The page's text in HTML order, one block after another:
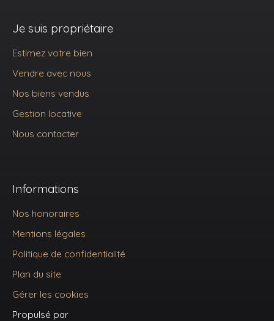
Je suis propriétaire
Estimez votre bien
Vendre avec nous
Nos biens vendus
Gestion locative
Nous contacter
Informations
Nos honoraires
Mentions légales
Politique de confidentialité
Plan du site
Gérer les cookies
Propulsé par